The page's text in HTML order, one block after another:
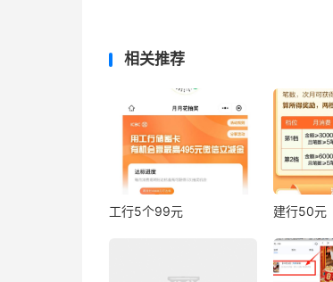
相关推荐
工行5个99元 建行50元